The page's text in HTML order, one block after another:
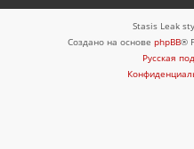
Stasis Leak
Создано на основе phpBB®
Русская